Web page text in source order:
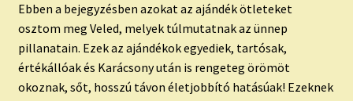
ÍRJ NEKEM!
IRATKOZZ FEL A VIDEÓ CSATORNÁNKRA!
Ebben a bejegyzésben azokat az ajándék ötleteket
osztom meg Veled, melyek túlmutatnak az ünnep
pillanatain. Ezek az ajándékok egyediek, tartósak,
értékállóak és Karácsony után is rengeteg örömöt
okoznak, sőt, hosszú távon életjobbító hatásúak! Ezeknek